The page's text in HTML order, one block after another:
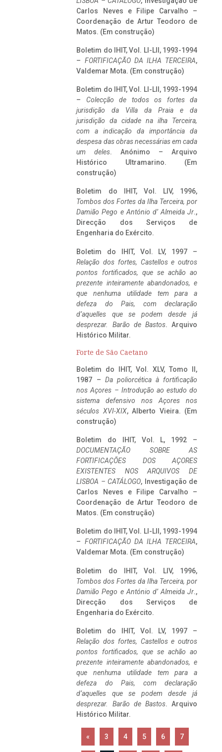
Carlos Neves e Filipe Carvalho –
Coordenação de Artur Teodoro de
Matos. (Em construção)
Boletim do IHIT, Vol. LI-LII, 1993-1994
– FORTIFICAÇÃO DA ILHA TERCEIRA,
Valdemar Mota. (Em construção)
Boletim do IHIT, Vol. LI-LII, 1993-1994
– Colecção de todos os fortes da
jurisdição da Villa da Praia e da
jurisdição da cidade na ilha Terceira,
com a indicação da importância da
despesa das obras necessárias em cada
um deles. Anónimo – Arquivo
Histórico Ultramarino. (Em
construção)
Boletim do IHIT, Vol. LIV, 1996,
Tombos dos Fortes da Ilha Terceira, por
Damião Pego e António d’ Almeida Jr.,
Direcção dos Serviços de
Engenharia do Exército.
Boletim do IHIT, Vol. LV, 1997 –
Relação dos fortes, Castellos e outros
pontos fortificados, que se achão ao
prezente inteiramente abandonados, e
que nenhuma utilidade tem para a
defeza do Pais, com declaração
d’aquelles que se podem desde já
desprezar. Barão de Bastos. Arquivo
Histórico Militar.
Forte de São Caetano
Boletim do IHIT, Vol. XLV, Tomo II,
1987 – Da poliorcética à fortificação
nos Açores – Introdução ao estudo do
sistema defensivo nos Açores nos
séculos XVI-XIX, Alberto Vieira. (Em
construção)
Boletim do IHIT, Vol. L, 1992 –
DOCUMENTAÇÃO SOBRE AS
FORTIFICAÇÕES DOS AÇORES
EXISTENTES NOS ARQUIVOS DE
LISBOA – CATÁLOGO, Investigação de
Carlos Neves e Filipe Carvalho –
Coordenação de Artur Teodoro de
Matos. (Em construção)
Boletim do IHIT, Vol. LI-LII, 1993-1994
– FORTIFICAÇÃO DA ILHA TERCEIRA,
Valdemar Mota. (Em construção)
Boletim do IHIT, Vol. LIV, 1996,
Tombos dos Fortes da Ilha Terceira, por
Damião Pego e António d’ Almeida Jr.,
Direcção dos Serviços de
Engenharia do Exército.
Boletim do IHIT, Vol. LV, 1997 –
Relação dos fortes, Castellos e outros
pontos fortificados, que se achão ao
prezente inteiramente abandonados, e
que nenhuma utilidade tem para a
defeza do Pais, com declaração
d’aquelles que se podem desde já
desprezar. Barão de Bastos. Arquivo
Histórico Militar.
« 3 4 5 6 7